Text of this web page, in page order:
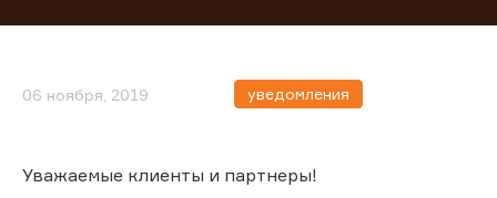
06 ноября, 2019 уведомления
Уважаемые клиенты и партнеры!